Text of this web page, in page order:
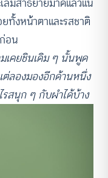
ทั้งหน้าตาและรสชาติ
อน
เคยชินเดิม ๆ นั้นพูด
ต่ลองมองอีกด้านหนึ่ง
ไรสนุก ๆ กับผำได้บ้าง